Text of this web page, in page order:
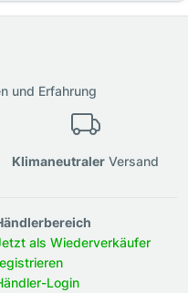
und Erfahrung
Klimaneutraler Versand
als Wiederverkäufer
Login